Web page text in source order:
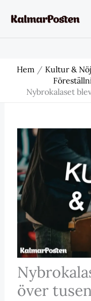
Hem Kultur &
Nybrokalaset
över